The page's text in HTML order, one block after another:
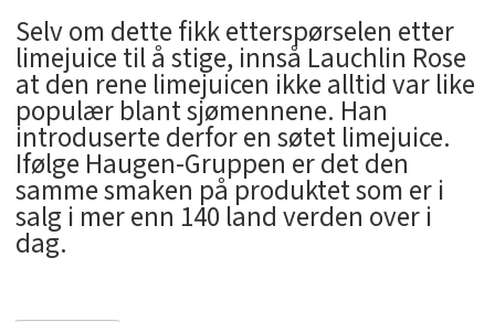
Selv om dette fikk etterspørselen etter
limejuice til å stige, innså Lauchlin Rose
at den rene limejuicen ikke alltid var like
populær blant sjømennene. Han
introduserte derfor en søtet limejuice.
Ifølge Haugen-Gruppen er det den
samme smaken på produktet som er i
salg i mer enn 140 land verden over i
dag.